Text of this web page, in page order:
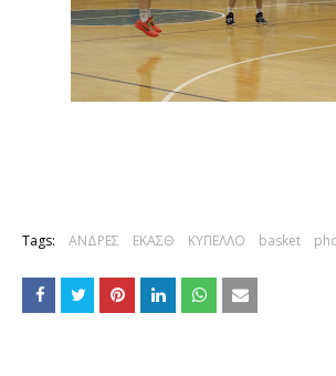
Tags: ΑΝΔΡΕΣ ΕΚΑΣΘ ΚΥΠΕΛΛΟ basket